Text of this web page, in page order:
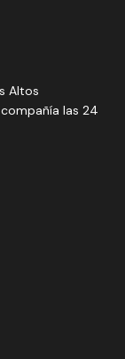
Altos
las 24